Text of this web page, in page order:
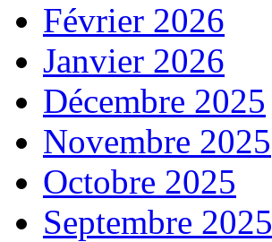
Février 2026
Janvier 2026
Décembre 2025
Novembre 2025
Octobre 2025
Septembre 2025